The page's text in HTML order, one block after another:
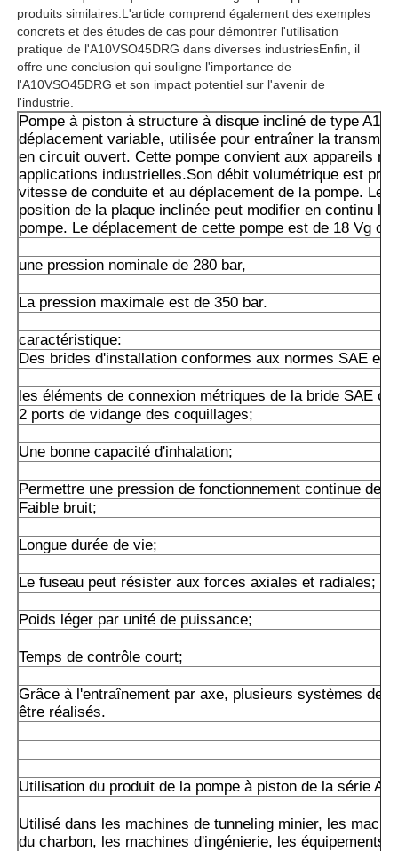
Demandez un devis
Pompe hydraulique de Rexroth
Parker Hydraulic Pump
Pompe hydraulique de Vickers
Valve hydraulique Rexroth
Accessoires pour filtres Rexroth
Valve hydraulique YUKEN
Pompe hydraulique de Yuken
produits similaires.L'article comprend également des exemples
concrets et des études de cas pour démontrer l'utilisation
pratique de l'A10VSO45DRG dans diverses industriesEnfin, il
offre une conclusion qui souligne l'importance de
l'A10VSO45DRG et son impact potentiel sur l'avenir de
l'industrie.
Pompe à piston à structure à disque incliné de type
déplacement variable, utilisée pour entraîner la
en circuit ouvert. Cette pompe convient aux appareils
applications industrielles.Son débit volumétrique est
vitesse de conduite et au déplacement de la pompe. Le
position de la plaque inclinée peut modifier en continu le
pompe. Le déplacement de cette pompe est de 18 Vg
une pression nominale de 280 bar,
La pression maximale est de 350 bar.
caractéristique:
Des brides d'installation conformes aux normes SAE et
les éléments de connexion métriques de la bride SAE
2 ports de vidange des coquillages;
Une bonne capacité d'inhalation;
Permettre une pression de fonctionnement continue de
Faible bruit;
Longue durée de vie;
Le fuseau peut résister aux forces axiales et radiales;
Poids léger par unité de puissance;
Temps de contrôle court;
Grâce à l'entraînement par axe, plusieurs systèmes de
être réalisés.
Utilisation du produit de la pompe à piston de la série
Utilisé dans les machines de tunneling minier, les
du charbon, les machines d'ingénierie, les équipements